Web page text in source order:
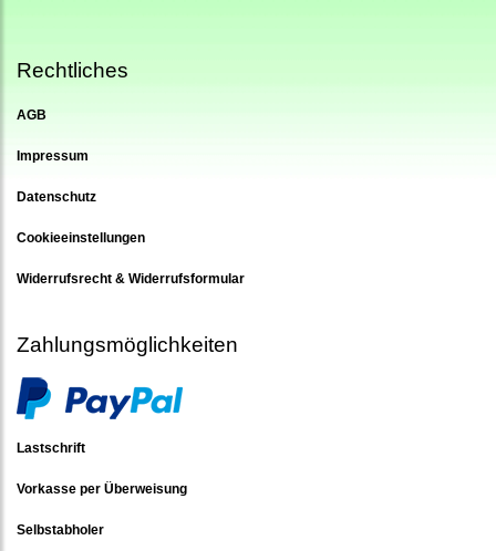
Rechtliches
AGB
Impressum
Datenschutz
Cookieeinstellungen
Widerrufsrecht & Widerrufsformular
Zahlungsmöglichkeiten
Lastschrift
Vorkasse per Überweisung
Selbstabholer